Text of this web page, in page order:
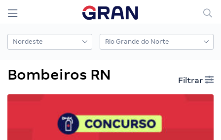
Bombeiros RN Filtrar